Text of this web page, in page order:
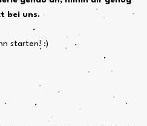
bei uns.
starten! :)